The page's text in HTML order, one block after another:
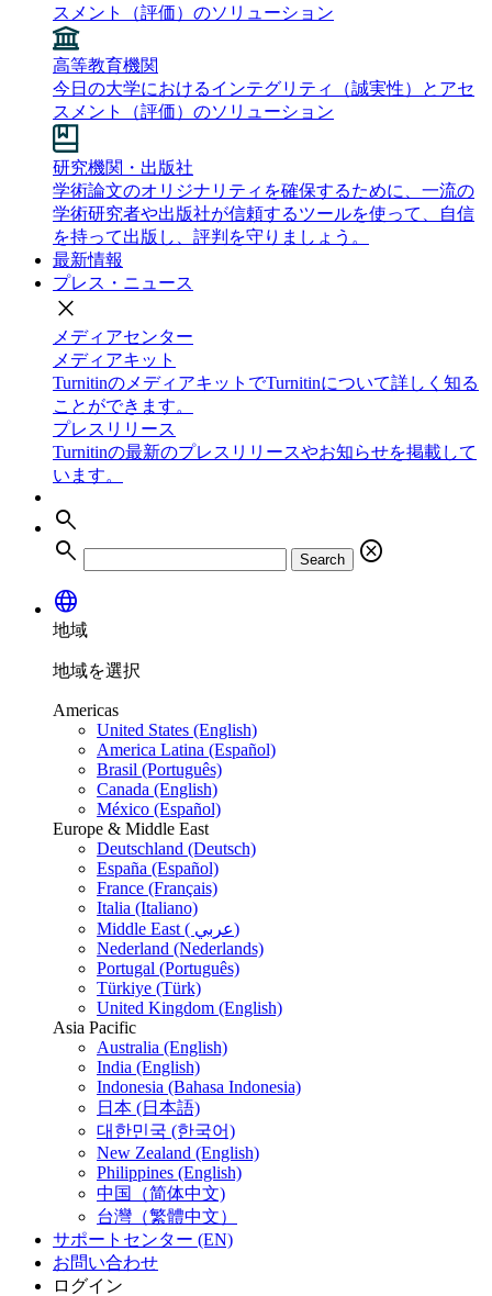
スメント（評価）のソリューション
高等教育機関
今日の大学におけるインテグリティ（誠実性）とアセ
スメント（評価）のソリューション
研究機関・出版社
学術論文のオリジナリティを確保するために、一流の
学術研究者や出版社が信頼するツールを使って、自信
を持って出版し、評判を守りましょう。
最新情報
プレス・ニュース
close
メディアセンター
メディアキット
TurnitinのメディアキットでTurnitinについて詳しく知る
ことができます。
プレスリリース
Turnitinの最新のプレスリリースやお知らせを掲載して
います。
search
search
Search
cancel
language
地域
地域を選択
Americas
United States (English)
America Latina (Español)
Brasil (Português)
Canada (English)
México (Español)
Europe & Middle East
Deutschland (Deutsch)
España (Español)
France (Français)
Italia (Italiano)
Middle East ( عربي)
Nederland (Nederlands)
Portugal (Português)
Türkiye (Türk)
United Kingdom (English)
Asia Pacific
Australia (English)
India (English)
Indonesia (Bahasa Indonesia)
日本 (日本語)
대한민국 (한국어)
New Zealand (English)
Philippines (English)
中国（简体中文)
台灣（繁體中文）
サポートセンター (EN)
お問い合わせ
ログイン